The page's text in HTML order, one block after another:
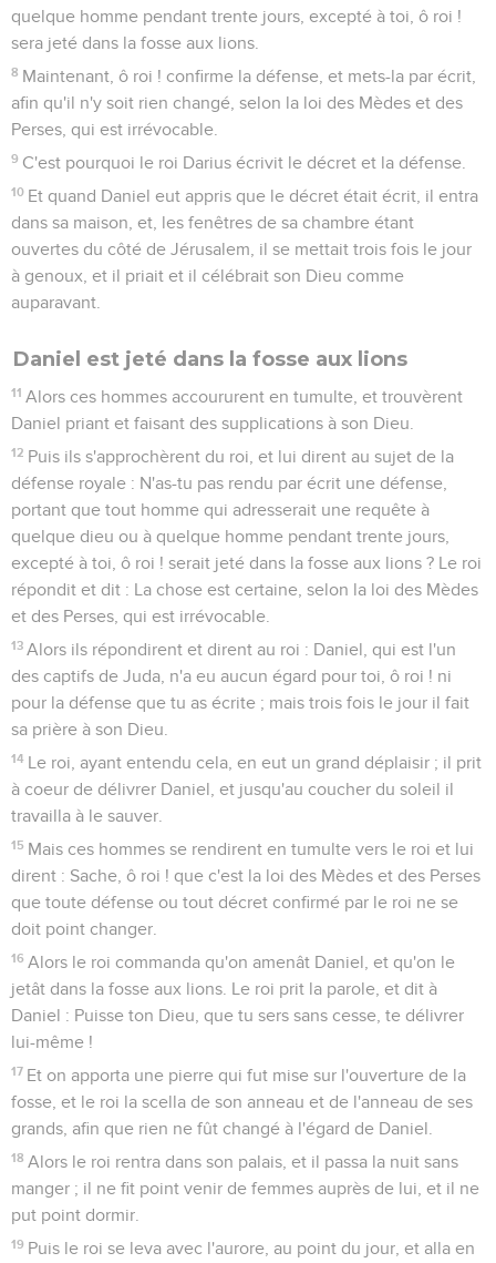
quelque homme pendant trente jours, excepté à toi, ô roi !
sera jeté dans la fosse aux lions.
8 Maintenant, ô roi ! confirme la défense, et mets-la par écrit,
afin qu'il n'y soit rien changé, selon la loi des Mèdes et des
Perses, qui est irrévocable.
9 C'est pourquoi le roi Darius écrivit le décret et la défense.
10 Et quand Daniel eut appris que le décret était écrit, il entra
dans sa maison, et, les fenêtres de sa chambre étant
ouvertes du côté de Jérusalem, il se mettait trois fois le jour
à genoux, et il priait et il célébrait son Dieu comme
auparavant.
Daniel est jeté dans la fosse aux lions
11 Alors ces hommes accoururent en tumulte, et trouvèrent
Daniel priant et faisant des supplications à son Dieu.
12 Puis ils s'approchèrent du roi, et lui dirent au sujet de la
défense royale : N'as-tu pas rendu par écrit une défense,
portant que tout homme qui adresserait une requête à
quelque dieu ou à quelque homme pendant trente jours,
excepté à toi, ô roi ! serait jeté dans la fosse aux lions ? Le roi
répondit et dit : La chose est certaine, selon la loi des Mèdes
et des Perses, qui est irrévocable.
13 Alors ils répondirent et dirent au roi : Daniel, qui est l'un
des captifs de Juda, n'a eu aucun égard pour toi, ô roi ! ni
pour la défense que tu as écrite ; mais trois fois le jour il fait
sa prière à son Dieu.
14 Le roi, ayant entendu cela, en eut un grand déplaisir ; il prit
à coeur de délivrer Daniel, et jusqu'au coucher du soleil il
travailla à le sauver.
15 Mais ces hommes se rendirent en tumulte vers le roi et lui
dirent : Sache, ô roi ! que c'est la loi des Mèdes et des Perses
que toute défense ou tout décret confirmé par le roi ne se
doit point changer.
16 Alors le roi commanda qu'on amenât Daniel, et qu'on le
jetât dans la fosse aux lions. Le roi prit la parole, et dit à
Daniel : Puisse ton Dieu, que tu sers sans cesse, te délivrer
lui-même !
17 Et on apporta une pierre qui fut mise sur l'ouverture de la
fosse, et le roi la scella de son anneau et de l'anneau de ses
grands, afin que rien ne fût changé à l'égard de Daniel.
18 Alors le roi rentra dans son palais, et il passa la nuit sans
manger ; il ne fit point venir de femmes auprès de lui, et il ne
put point dormir.
19 Puis le roi se leva avec l'aurore, au point du jour, et alla en